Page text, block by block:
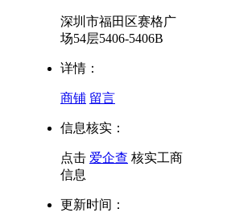
深圳市福田区赛格广
场54层5406-5406B
详情：
商铺 留言
信息核实：
点击 爱企查 核实工商
信息
更新时间：